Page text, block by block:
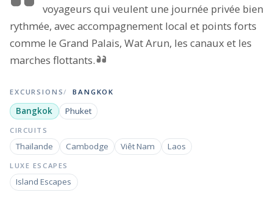
voyageurs qui veulent une journée privée bien
rythmée, avec accompagnement local et points forts
comme le Grand Palais, Wat Arun, les canaux et les
marches flottants.
EXCURSIONS BANGKOK
Bangkok Phuket
CIRCUITS
Thaïlande Cambodge Viêt Nam Laos
LUXE ESCAPES
Island Escapes